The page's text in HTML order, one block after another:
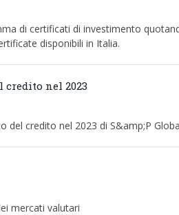
di certificati di investimento
disponibili in Italia.
nel 2023
credito nel 2023 di S&amp;P
mercati valutari